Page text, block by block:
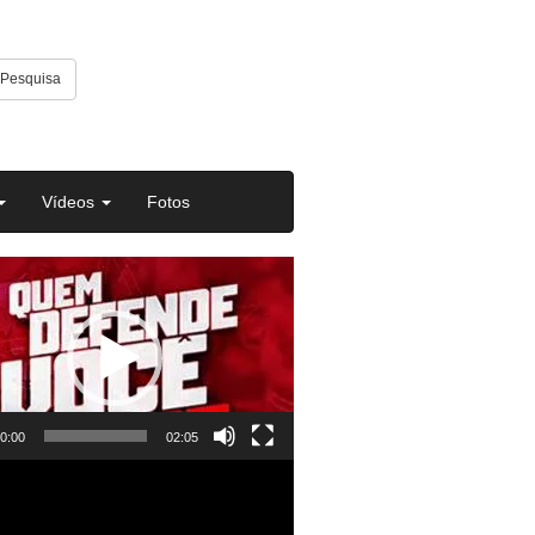
Pesquisa
Vídeos Fotos
02:05